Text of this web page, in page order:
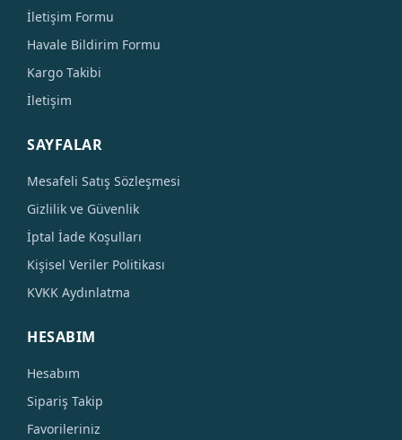
İletişim Formu
Havale Bildirim Formu
Kargo Takibi
İletişim
SAYFALAR
Mesafeli Satış Sözleşmesi
Gizlilik ve Güvenlik
İptal İade Koşulları
Kişisel Veriler Politikası
KVKK Aydınlatma
HESABIM
Hesabım
Sipariş Takip
Favorileriniz